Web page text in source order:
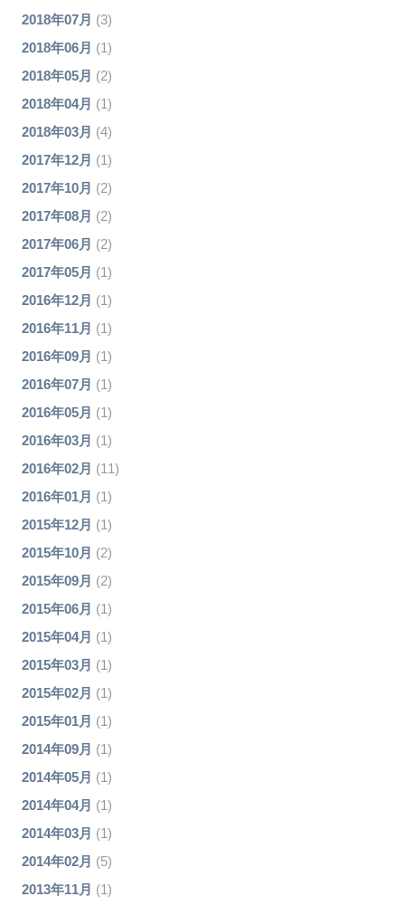
2018年07月 (3)
2018年06月 (1)
2018年05月 (2)
2018年04月 (1)
2018年03月 (4)
2017年12月 (1)
2017年10月 (2)
2017年08月 (2)
2017年06月 (2)
2017年05月 (1)
2016年12月 (1)
2016年11月 (1)
2016年09月 (1)
2016年07月 (1)
2016年05月 (1)
2016年03月 (1)
2016年02月 (11)
2016年01月 (1)
2015年12月 (1)
2015年10月 (2)
2015年09月 (2)
2015年06月 (1)
2015年04月 (1)
2015年03月 (1)
2015年02月 (1)
2015年01月 (1)
2014年09月 (1)
2014年05月 (1)
2014年04月 (1)
2014年03月 (1)
2014年02月 (5)
2013年11月 (1)